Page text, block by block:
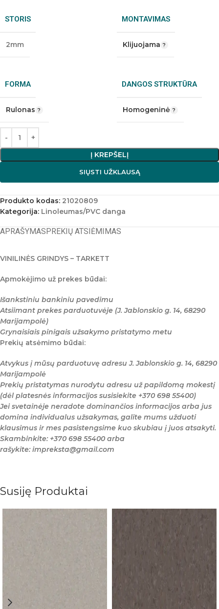
STORIS
2mm
MONTAVIMAS
Klijuojama
FORMA
Rulonas
DANGOS STRUKTŪRA
Homogeninė
Į KREPŠELĮ
SIŲSTI UŽKLAUSĄ
Produkto kodas: 21020809
Kategorija: Linoleumas/PVC danga
APRAŠYMASPREKIŲ ATSIĖMIMAS
VINILINĖS GRINDYS – TARKETT
Apmokėjimo už prekes būdai:
Išankstiniu bankiniu pavedimu
Atsiimant prekes parduotuvėje (J. Jablonskio g. 14, 68290
Marijampolė)
Grynaisiais pinigais užsakymo pristatymo metu
Prekių atsėmimo būdai:
Atvykus į mūsų parduotuvę adresu J. Jablonskio g. 14, 68290
Marijampolė
Prekių pristatymas nurodytu adresu už papildomą mokestį
(dėl platesnės informacijos susisiekite +370 698 55400)
Jei svetainėje neradote dominančios informacijos arba jus
domina individualus užsakymas, galite mums užduoti
klausimus ir mes pasistengsime kuo skubiau į juos atsakyti.
Skambinkite: +370 698 55400 arba
rašykite: impreksta@gmail.com
Susiję Produktai